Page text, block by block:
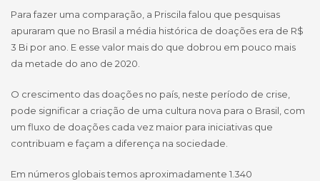
Para fazer uma comparação, a Priscila falou que pesquisas
apuraram que no Brasil a média histórica de doações era de R$
3 Bi por ano. E esse valor mais do que dobrou em pouco mais
da metade do ano de 2020.
O crescimento das doações no país, neste período de crise,
pode significar a criação de uma cultura nova para o Brasil, com
um fluxo de doações cada vez maior para iniciativas que
contribuam e façam a diferença na sociedade.
Em números globais temos aproximadamente 1.340